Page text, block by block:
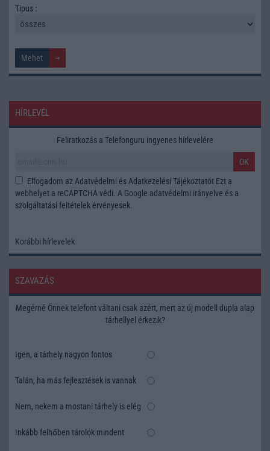
Tipus :
HÍRLEVÉL
Feliratkozás a Telefonguru ingyenes hírlevelére
OK
Elfogadom az Adatvédelmi és Adatkezelési Tájékoztatót Ezt a
webhelyet a reCAPTCHA védi. A Google adatvédelmi irányelve és a
szolgáltatási feltételek érvényesek.
Korábbi hírlevelek
SZAVAZÁS
Megérné Önnek telefont váltani csak azért, mert az új modell dupla alap
tárhellyel érkezik?
Igen, a tárhely nagyon fontos
Talán, ha más fejlesztések is vannak
Nem, nekem a mostani tárhely is elég
Inkább felhőben tárolok mindent